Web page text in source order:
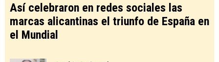
Así celebraron en redes sociales las
marcas alicantinas el triunfo de España en
el Mundial